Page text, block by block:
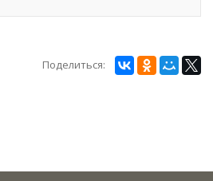
Поделиться: